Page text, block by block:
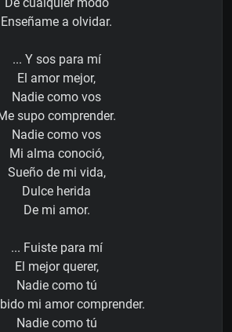
De cualquier modo
Enseñame a olvidar.
... Y sos para mí
El amor mejor,
Nadie como vos
supo comprender.
Nadie como vos
Mi alma conoció,
Sueño de mi vida,
Dulce herida
De mi amor.
... Fuiste para mí
El mejor querer,
Nadie como tú
mi amor comprender.
Nadie como tú